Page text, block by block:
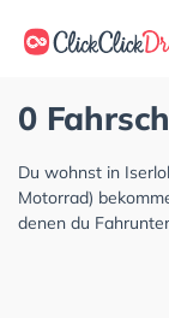
0
Du wohnst in
Motorrad)
denen du